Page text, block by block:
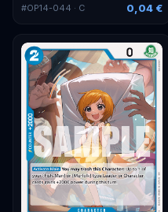
#OP14-044 · C 0,04 €